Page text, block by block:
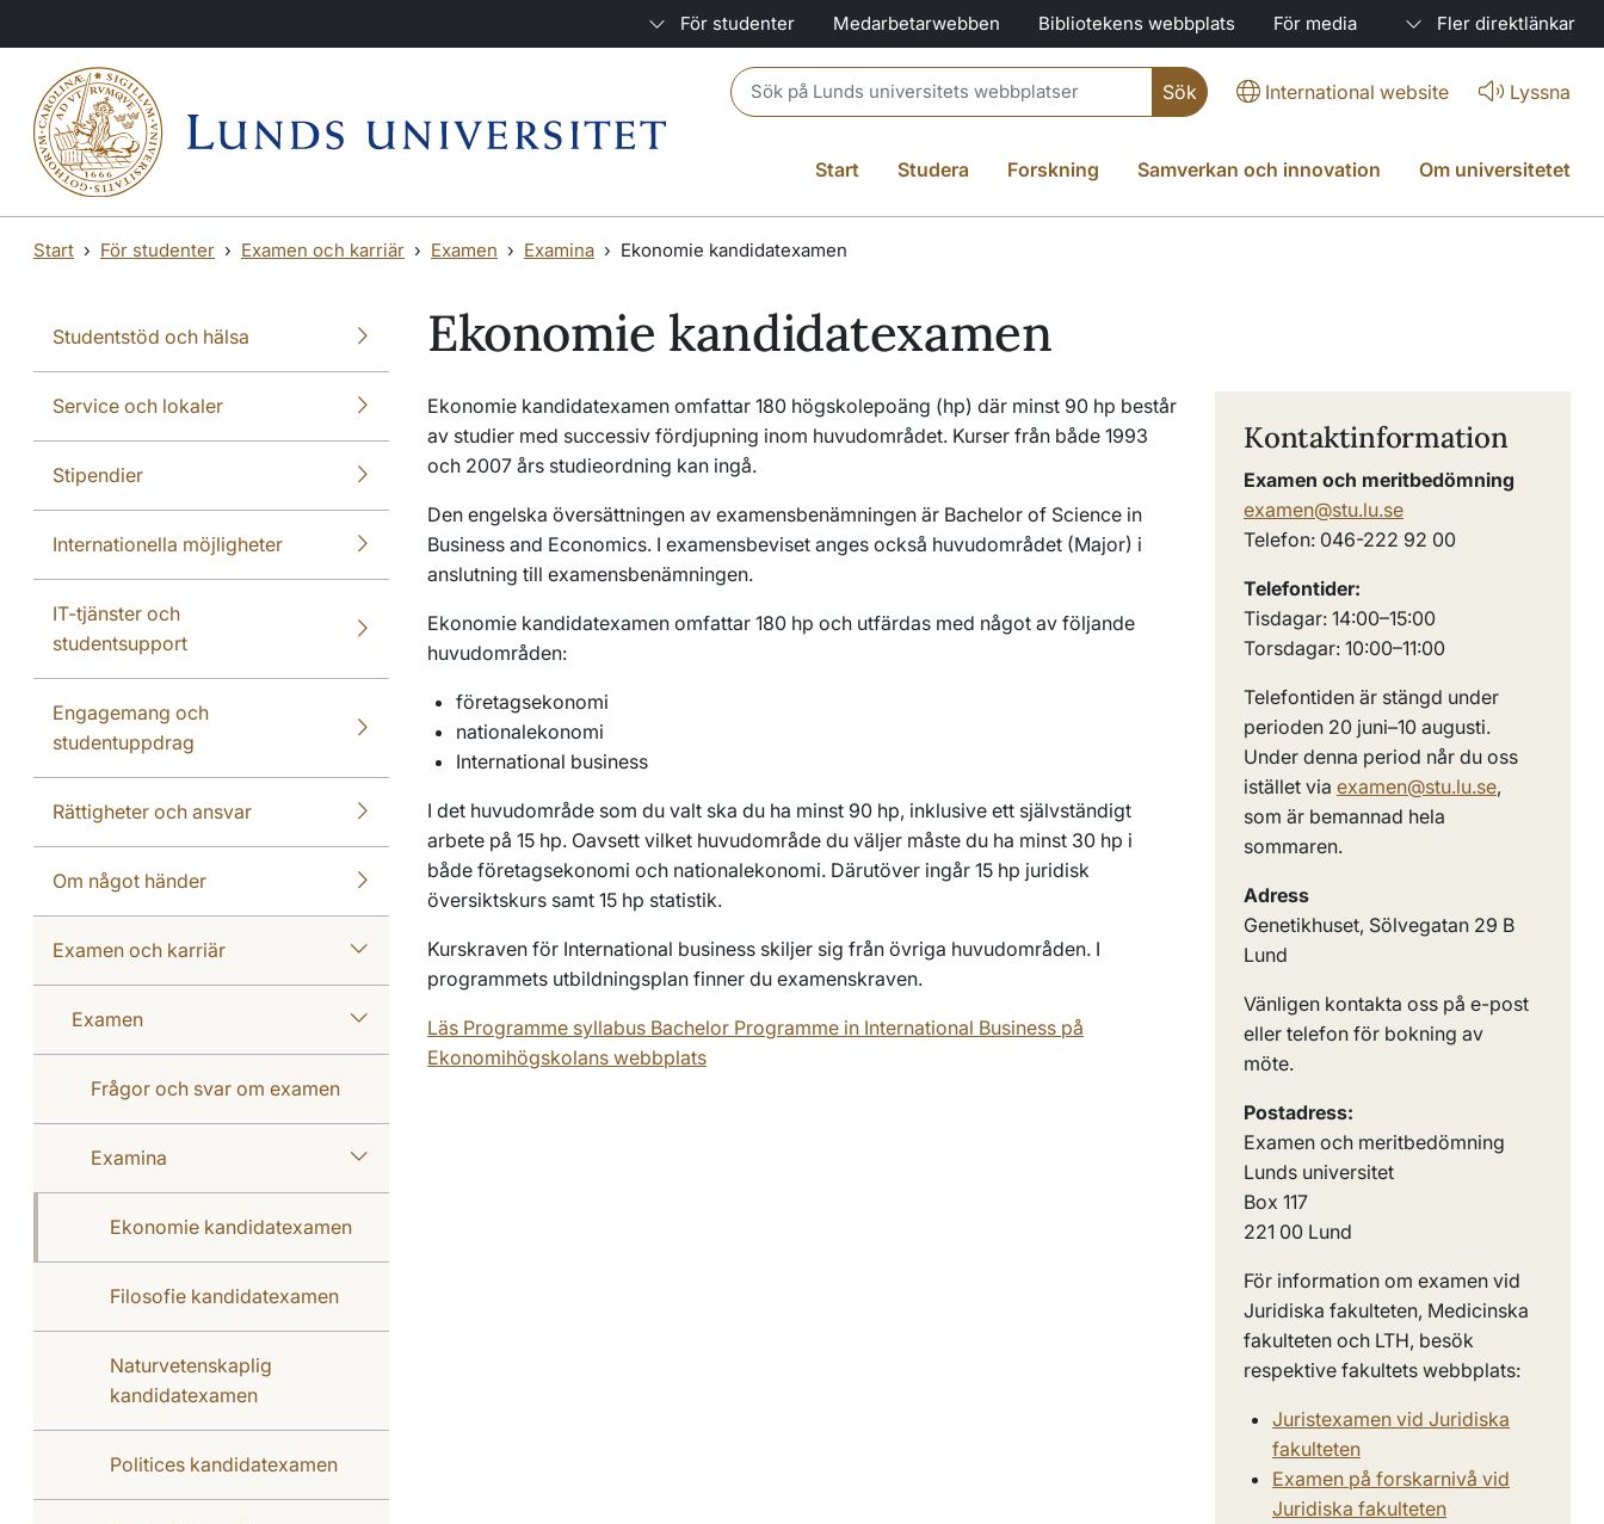
För studenter Medarbetarwebben Bibliotekens webbplats För media Fler direktlänkar
Header search International website Lyssna
Start Studera Forskning Samverkan och innovation Om universitetet
Start För studenter Examen och karriär Examen Examina Ekonomie kandidatexamen
Studentstöd och hälsa
Service och lokaler
Stipendier
Internationella möjligheter
IT-tjänster och
studentsupport
Engagemang och
studentuppdrag
Rättigheter och ansvar
Om något händer
Examen och karriär
Examen
Frågor och svar om examen
Examina
Ekonomie kandidatexamen
Filosofie kandidatexamen
Naturvetenskaplig
kandidatexamen
Politices kandidatexamen
Ekonomie kandidatexamen
Ekonomie kandidatexamen omfattar 180 högskolepoäng (hp) där minst 90 hp består
av studier med successiv fördjupning inom huvudområdet. Kurser från både 1993
och 2007 års studieordning kan ingå.
Den engelska översättningen av examensbenämningen är Bachelor of Science in
Business and Economics. I examensbeviset anges också huvudområdet (Major) i
anslutning till examensbenämningen.
Ekonomie kandidatexamen omfattar 180 hp och utfärdas med något av följande
huvudområden:
företagsekonomi
nationalekonomi
International business
I det huvudområde som du valt ska du ha minst 90 hp, inklusive ett självständigt
arbete på 15 hp. Oavsett vilket huvudområde du väljer måste du ha minst 30 hp i
både företagsekonomi och nationalekonomi. Därutöver ingår 15 hp juridisk
översiktskurs samt 15 hp statistik.
Kurskraven för International business skiljer sig från övriga huvudområden. I
programmets utbildningsplan finner du examenskraven.
Läs Programme syllabus Bachelor Programme in International Business på
Ekonomihögskolans webbplats
Kontaktinformation
Examen och meritbedömning
examen@stu.lu.se
Telefon: 046-222 92 00
Telefontider:
Tisdagar: 14:00–15:00
Torsdagar: 10:00–11:00
Telefontiden är stängd under
perioden 20 juni–10 augusti.
Under denna period når du oss
istället via examen@stu.lu.se,
som är bemannad hela
sommaren.
Adress
Genetikhuset, Sölvegatan 29 B
Lund
Vänligen kontakta oss på e-post
eller telefon för bokning av
möte.
Postadress:
Examen och meritbedömning
Lunds universitet
Box 117
221 00 Lund
För information om examen vid
Juridiska fakulteten, Medicinska
fakulteten och LTH, besök
respektive fakultets webbplats:
Juristexamen vid Juridiska
fakulteten
Examen på forskarnivå vid
Juridiska fakulteten